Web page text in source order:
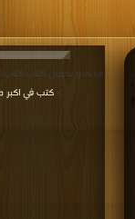
> كتب في اكبر